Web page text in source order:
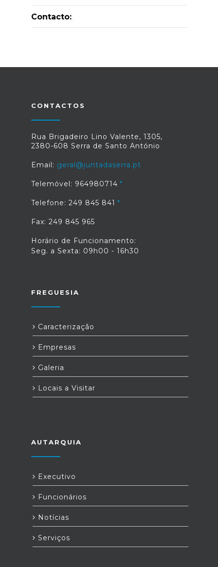
Contacto:
CONTACTOS
Rua Brigadeiro Lino Valente, 1305,
2380-608 Serra de Santo António
Email: geral@juntadaserra.pt
Telemóvel: 964980714
Telefone: 249 845 841
Fax: 249 845 965
Horário de Funcionamento:
Seg. a Sexta: 09h00 - 16h30
FREGUESIA
Caracterização
Empresas
Galeria
Locais a Visitar
AUTARQUIA
Executivo
Funcionários
Notícias
Serviços